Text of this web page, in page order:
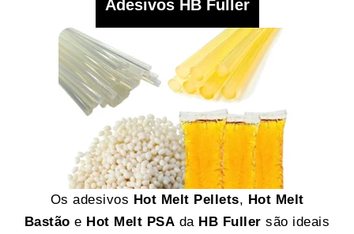
Adesivos HB Fuller
Os adesivos Hot Melt Pellets, Hot Melt
Bastão e Hot Melt PSA da HB Fuller são ideais